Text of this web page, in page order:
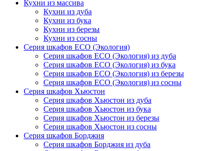
Кухни из массива
Кухни из дуба
Кухни из бука
Кухни из березы
Кухни из сосны
Серия шкафов ECO (Экология)
Серия шкафов ECO (Экология) из дуба
Серия шкафов ECO (Экология) из бука
Серия шкафов ECO (Экология) из березы
Серия шкафов ECO (Экология) из сосны
Серия шкафов Хьюстон
Серия шкафов Хьюстон из дуба
Серия шкафов Хьюстон из бука
Серия шкафов Хьюстон из березы
Серия шкафов Хьюстон из сосны
Серия шкафов Борджия
Серия шкафов Борджия из дуба